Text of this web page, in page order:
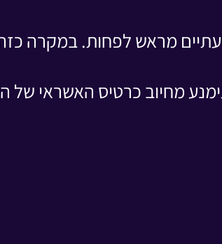
מראש לפחות. במקרה
מחיוב כרטיס האשראי של